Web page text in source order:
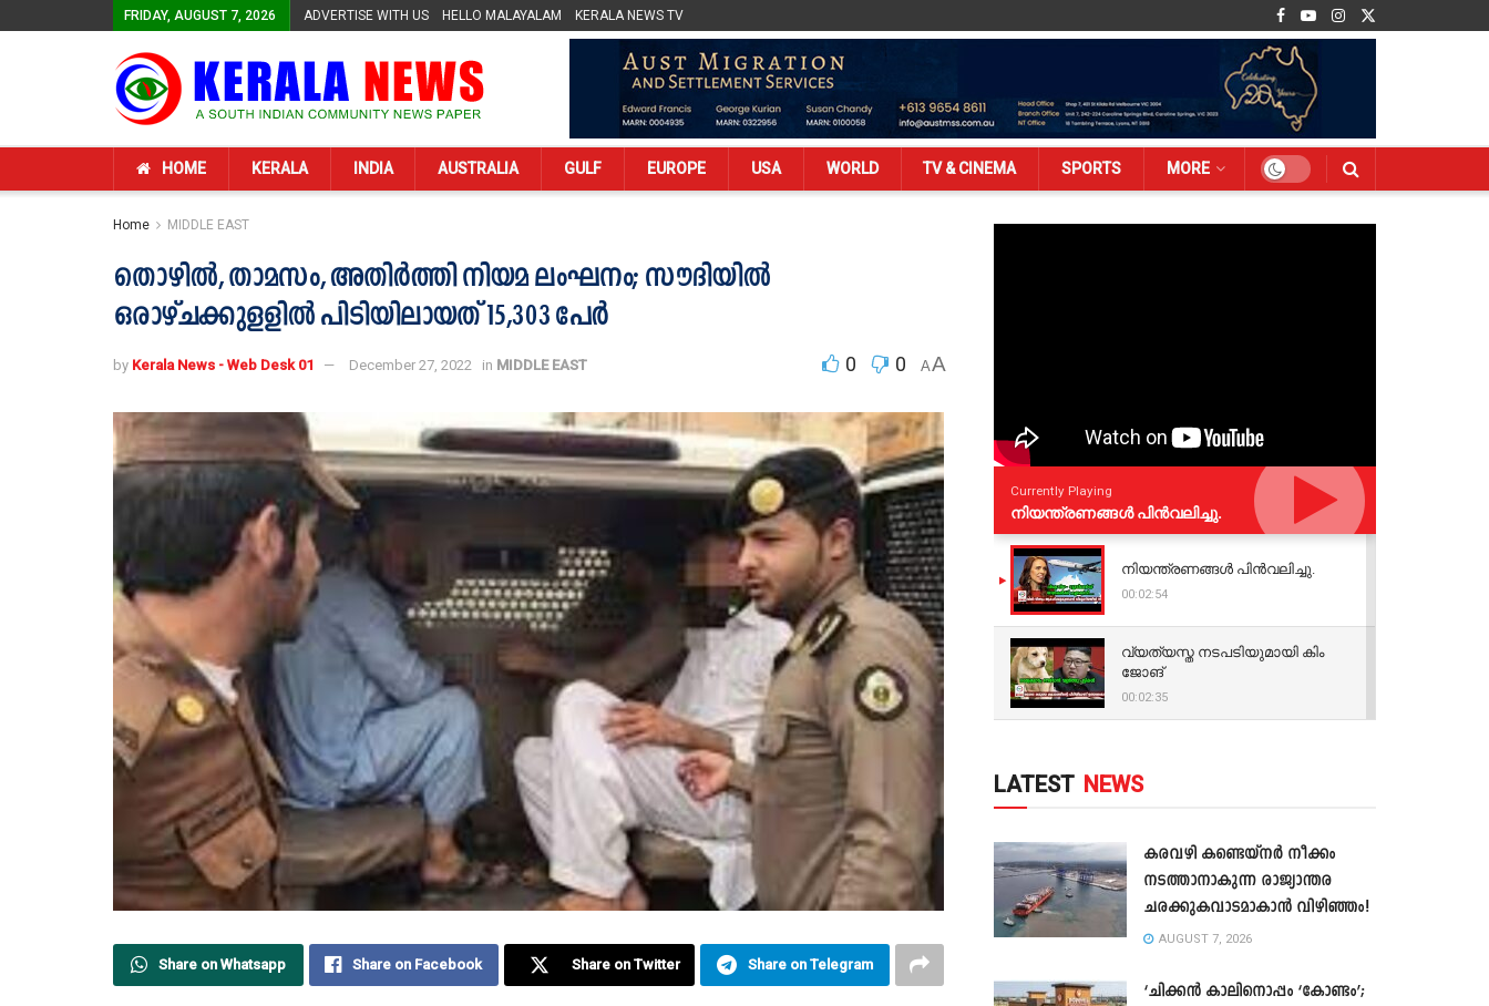
FRIDAY, AUGUST 7, 2026 ADVERTISE WITH US HELLO MALAYALAM KERALA NEWS TV
HOME KERALA INDIA AUSTRALIA GULF EUROPE USA WORLD TV & CINEMA SPORTS MORE
Home MIDDLE EAST
തൊഴില്‍, താമസം, അതിര്‍ത്തി നിയമ ലംഘനം; സൗദിയിൽ
ഒരാഴ്ചക്കുളളിൽ പിടിയിലായത് 15,303 പേർ
by Kerala News - Web Desk 01 December 27, 2022 in MIDDLE EAST 0 0 AA
Share on Whatsapp Share on Facebook Share on Twitter Share on Telegram
Currently Playing
നിയന്ത്രണങ്ങള്‍ പിന്‍വലിച്ചു.
നിയന്ത്രണങ്ങള്‍ പിന്‍വലിച്ചു.
00:02:54
വ്യത്യസ്ത നടപടിയുമായി കിം
ജോങ്
00:02:35
LATEST NEWS
കരവഴി കണ്ടെയ്നർ നീക്കം
നടത്താനാകുന്ന രാജ്യാന്തര
ചരക്കുകവാടമാകാൻ വിഴിഞ്ഞം!
AUGUST 7, 2026
‘ചിക്കൻ കാലിനൊപ്പം ‘കോണ്ടം’;